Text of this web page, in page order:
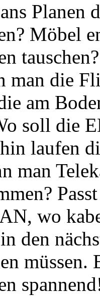
Planen
Möbel
man die
am
soll die
laufen
man
wo
den
müssen.